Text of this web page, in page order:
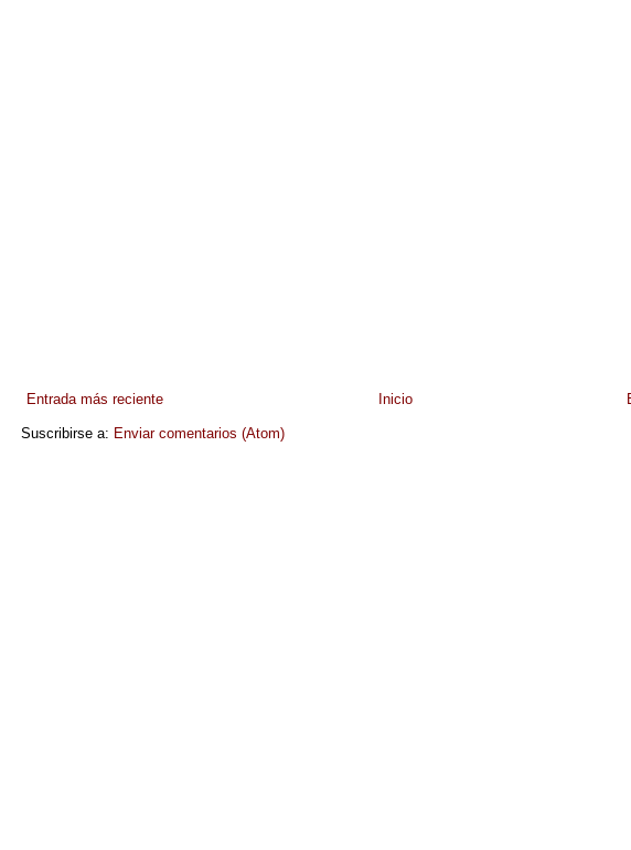
Entrada más reciente Inicio
Suscribirse a: Enviar comentarios (Atom)